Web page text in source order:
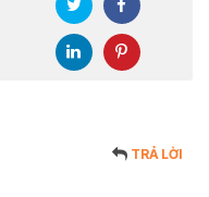
TRẢ LỜI